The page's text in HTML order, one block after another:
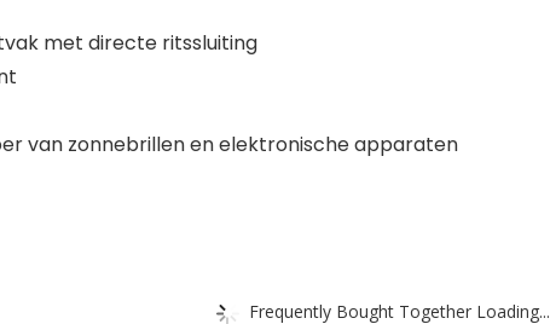
met directe ritssluiting
van zonnebrillen en elektronische apparaten
Frequently Bought Together Loading...